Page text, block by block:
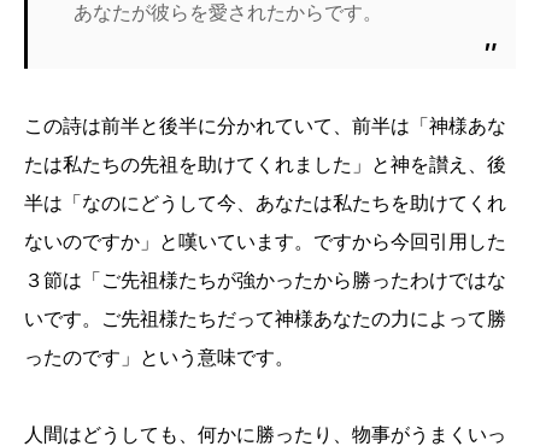
あなたが彼らを愛されたからです。
この詩は前半と後半に分かれていて、前半は「神様あな
たは私たちの先祖を助けてくれました」と神を讃え、後
半は「なのにどうして今、あなたは私たちを助けてくれ
ないのですか」と嘆いています。ですから今回引用した
３節は「ご先祖様たちが強かったから勝ったわけではな
いです。ご先祖様たちだって神様あなたの力によって勝
ったのです」という意味です。
人間はどうしても、何かに勝ったり、物事がうまくいっ